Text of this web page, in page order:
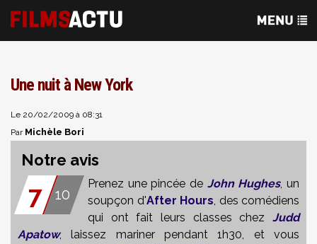
Une nuit à New York
Le 20/02/2009 à 08:31
Par Michèle Bori
Notre avis
7 10
Prenez une pincée de John Hughes, un
soupçon d'After Hours, des comédiens
qui ont fait leurs classes chez Judd
Apatow, laissez mariner pendant 1h30, et vous